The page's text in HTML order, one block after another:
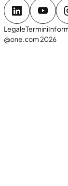
LegaleTermini
@one.com 2026